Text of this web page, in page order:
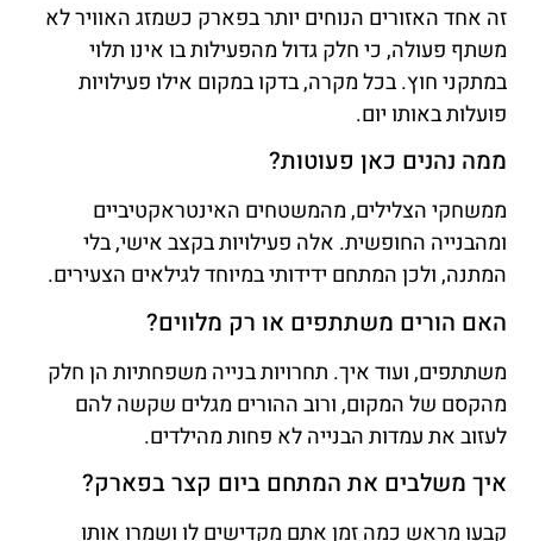
זה אחד האזורים הנוחים יותר בפארק כשמזג האוויר לא
משתף פעולה, כי חלק גדול מהפעילות בו אינו תלוי
במתקני חוץ. בכל מקרה, בדקו במקום אילו פעילויות
פועלות באותו יום.
ממה נהנים כאן פעוטות?
ממשחקי הצלילים, מהמשטחים האינטראקטיביים
ומהבנייה החופשית. אלה פעילויות בקצב אישי, בלי
המתנה, ולכן המתחם ידידותי במיוחד לגילאים הצעירים.
האם הורים משתתפים או רק מלווים?
משתתפים, ועוד איך. תחרויות בנייה משפחתיות הן חלק
מהקסם של המקום, ורוב ההורים מגלים שקשה להם
לעזוב את עמדות הבנייה לא פחות מהילדים.
איך משלבים את המתחם ביום קצר בפארק?
קבעו מראש כמה זמן אתם מקדישים לו ושמרו אותו